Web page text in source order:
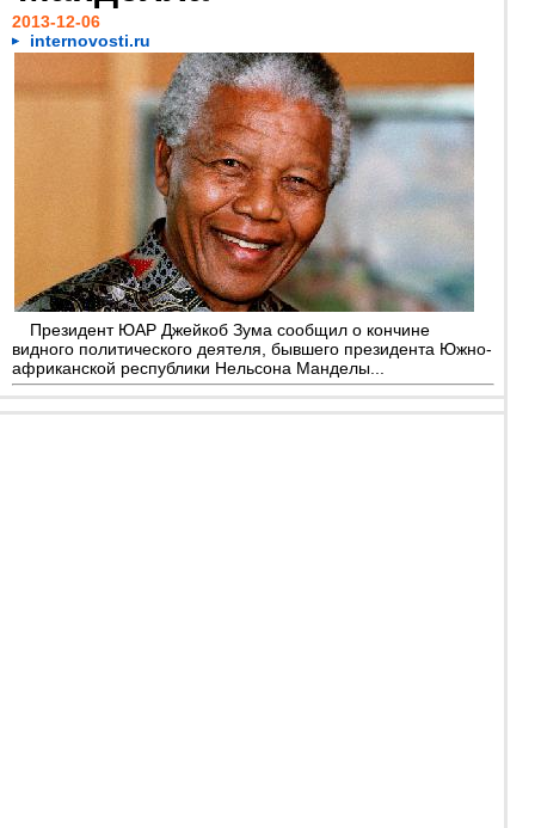
2013-12-06
internovosti.ru
Президент ЮАР Джейкоб Зума сообщил о кончине
видного политического деятеля, бывшего президента Южно-
африканской республики Нельсона Манделы...